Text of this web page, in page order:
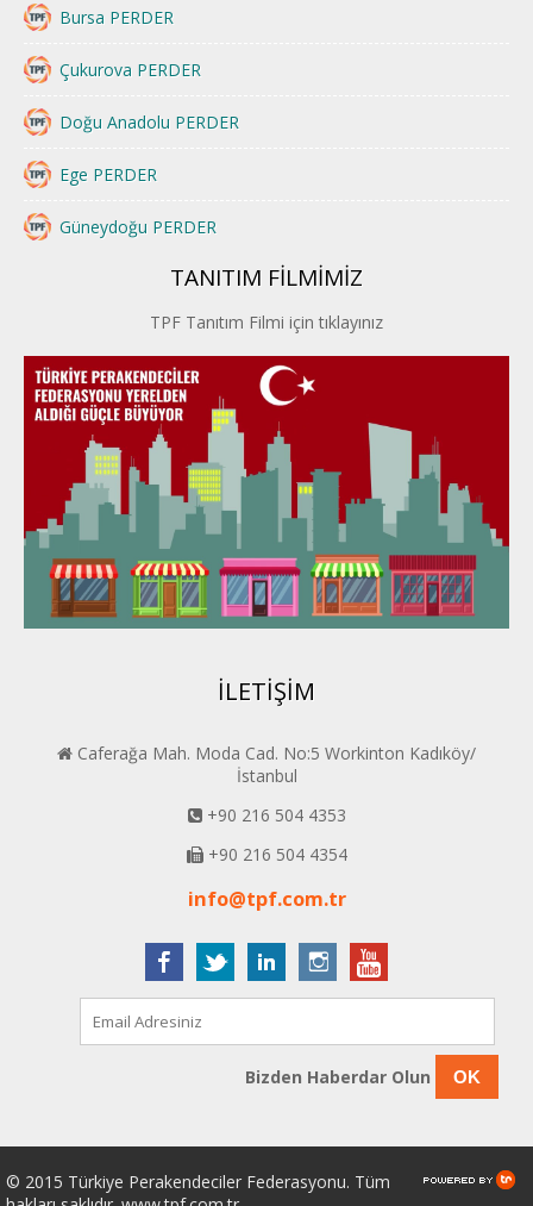
Bursa PERDER
Çukurova PERDER
Doğu Anadolu PERDER
Ege PERDER
Güneydoğu PERDER
İstanbul PERDER
İpek Yolu PERDER
Kayseri PERDER
Karadeniz Perder
Konya PERDER
Van PERDER
BEYPER
TANITIM FİLMİMİZ
TPF Tanıtım Filmi için tıklayınız
İLETİŞİM
Caferağa Mah. Moda Cad. No:5 Workinton Kadıköy/
İstanbul
+90 216 504 4353
+90 216 504 4354
info@tpf.com.tr
Bizden Haberdar Olun OK
© 2015 Türkiye Perakendeciler Federasyonu. Tüm